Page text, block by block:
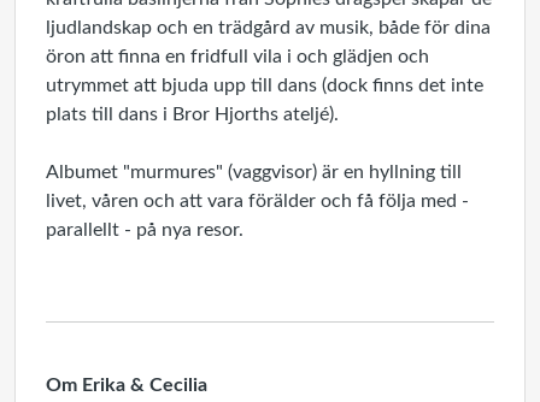
ljudlandskap och en trädgård av musik, både för dina
öron att finna en fridfull vila i och glädjen och
utrymmet att bjuda upp till dans (dock finns det inte
plats till dans i Bror Hjorths ateljé).
Albumet "murmures" (vaggvisor) är en hyllning till
livet, våren och att vara förälder och få följa med -
parallellt - på nya resor.
Om Erika & Cecilia